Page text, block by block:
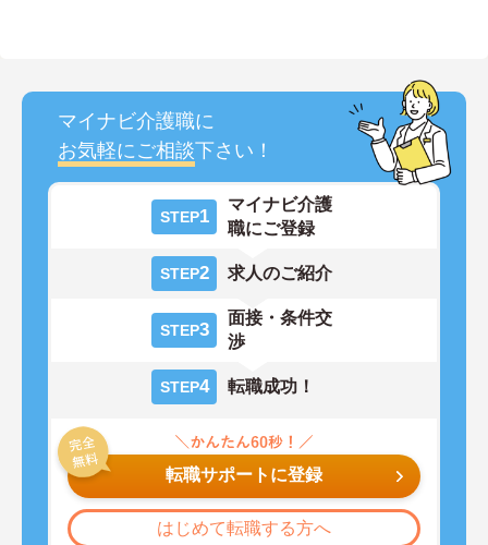
マイナビ介護職に
お気軽にご相談下さい！
STEP1
マイナビ介護
職にご登録
STEP2 求人のご紹介
STEP3
面接・条件交
渉
STEP4 転職成功！
転職サポートに登録
はじめて転職する方へ